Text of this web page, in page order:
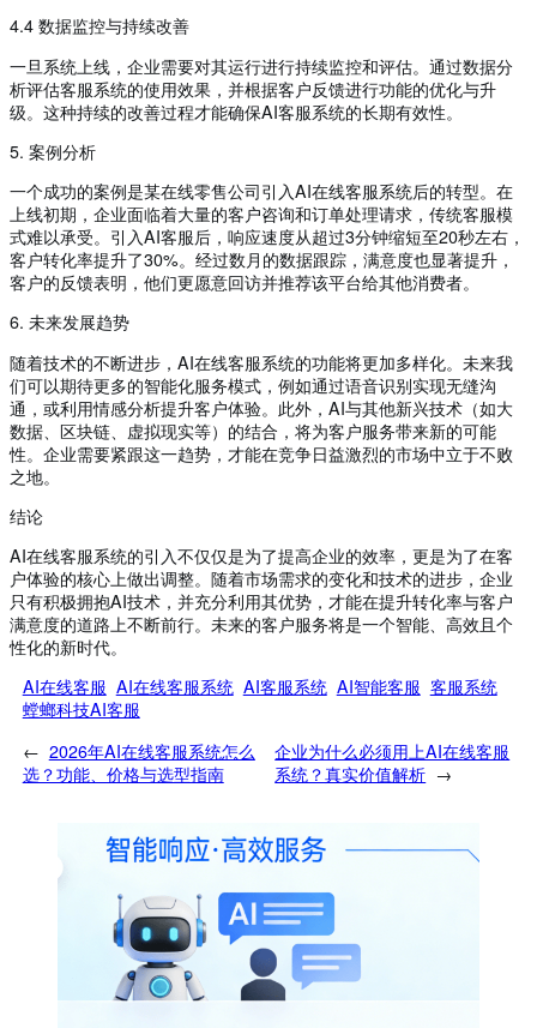
4.4 数据监控与持续改善
一旦系统上线，企业需要对其运行进行持续监控和评估。通过数据分
析评估客服系统的使用效果，并根据客户反馈进行功能的优化与升
级。这种持续的改善过程才能确保AI客服系统的长期有效性。
5. 案例分析
一个成功的案例是某在线零售公司引入AI在线客服系统后的转型。在
上线初期，企业面临着大量的客户咨询和订单处理请求，传统客服模
式难以承受。引入AI客服后，响应速度从超过3分钟缩短至20秒左右，
客户转化率提升了30%。经过数月的数据跟踪，满意度也显著提升，
客户的反馈表明，他们更愿意回访并推荐该平台给其他消费者。
6. 未来发展趋势
随着技术的不断进步，AI在线客服系统的功能将更加多样化。未来我
们可以期待更多的智能化服务模式，例如通过语音识别实现无缝沟
通，或利用情感分析提升客户体验。此外，AI与其他新兴技术（如大
数据、区块链、虚拟现实等）的结合，将为客户服务带来新的可能
性。企业需要紧跟这一趋势，才能在竞争日益激烈的市场中立于不败
之地。
结论
AI在线客服系统的引入不仅仅是为了提高企业的效率，更是为了在客
户体验的核心上做出调整。随着市场需求的变化和技术的进步，企业
只有积极拥抱AI技术，并充分利用其优势，才能在提升转化率与客户
满意度的道路上不断前行。未来的客户服务将是一个智能、高效且个
性化的新时代。
AI在线客服 AI在线客服系统 AI客服系统 AI智能客服 客服系统
螳螂科技AI客服
← 2026年AI在线客服系统怎么
选？功能、价格与选型指南
企业为什么必须用上AI在线客服
系统？真实价值解析 →